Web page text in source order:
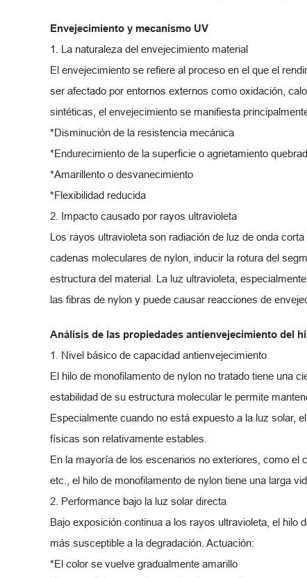
Envejecimiento y mecanismo UV
1. La naturaleza del envejecimiento material
El envejecimiento se refiere al proceso en el que el
ser afectado por entornos externos como oxidación,
sintéticas, el envejecimiento se manifiesta
*Disminución de la resistencia mecánica
*Endurecimiento de la superficie o agrietamiento
*Amarillento o desvanecimiento
*Flexibilidad reducida
2. Impacto causado por rayos ultravioleta
Los rayos ultravioleta son radiación de luz de onda
cadenas moleculares de nylon, inducir la rotura del
estructura del material. La luz ultravioleta,
las fibras de nylon y puede causar reacciones de
Análisis de las propiedades antienvejecimiento del
1. Nivel básico de capacidad antienvejecimiento
El hilo de monofilamento de nylon no tratado tiene una
estabilidad de su estructura molecular le permite
Especialmente cuando no está expuesto a la luz solar,
físicas son relativamente estables.
En la mayoría de los escenarios no exteriores, como el
etc., el hilo de monofilamento de nylon tiene una larga
2. Performance bajo la luz solar directa
Bajo exposición continua a los rayos ultravioleta, el hilo
más susceptible a la degradación. Actuación:
*El color se vuelve gradualmente amarillo